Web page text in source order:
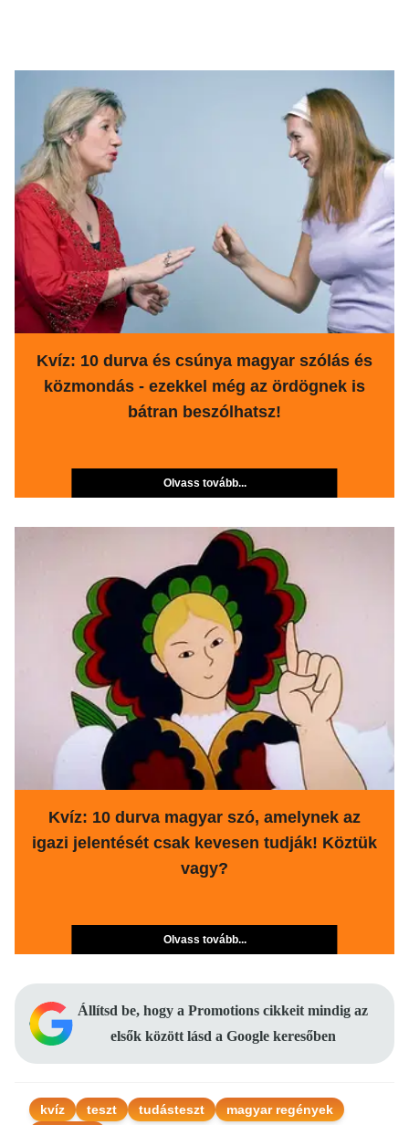
Kvíz: 10 durva és csúnya magyar szólás és
közmondás - ezekkel még az ördögnek is
bátran beszólhatsz!
Olvass tovább...
Kvíz: 10 durva magyar szó, amelynek az
igazi jelentését csak kevesen tudják! Köztük
vagy?
Olvass tovább...
Állítsd be, hogy a Promotions cikkeit mindig az
elsők között lásd a Google keresőben
kvíz teszt tudásteszt
magyar regények